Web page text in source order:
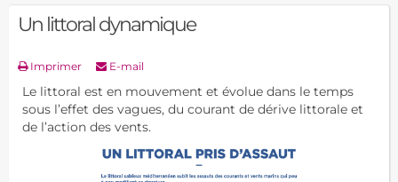
Un littoral dynamique
Imprimer E-mail
Le littoral est en mouvement et évolue dans le temps
sous l’effet des vagues, du courant de dérive littorale et
de l’action des vents.